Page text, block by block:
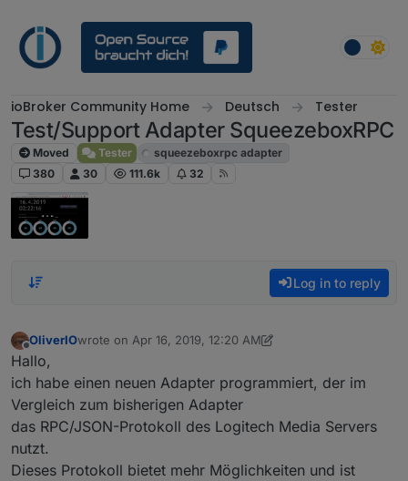
ioBroker Community Home Deutsch Tester
Test/Support Adapter SqueezeboxRPC
Moved Tester
squeezeboxrpc adapter
380
30 111.6k 32
Log in to reply
Offline
OliverIOwrote on Apr 16, 2019, 12:20 AM
last edited by OliverIO Aug 5, 2024, 4:14 PM
Hallo,
ich habe einen neuen Adapter programmiert, der im
Vergleich zum bisherigen Adapter
das RPC/JSON-Protokoll des Logitech Media Servers
nutzt.
Dieses Protokoll bietet mehr Möglichkeiten und ist